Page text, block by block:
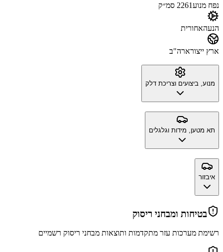
נפח מנוע2261 סמ״ק
הנעהאחורית
ארץ ייצורארה"ב
מנוע, ביצועים וצריכת דלק
תא מטען, מידות וגלגלים
איבזור
בטיחות ומבחני ריסוק
רשימת מערכות עזר מתקדמות ותוצאות מבחני ריסוק רשמיים